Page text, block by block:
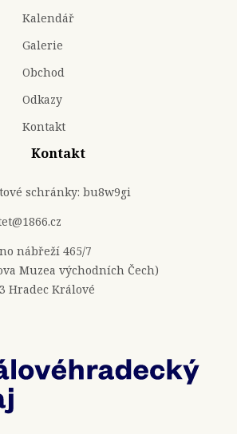
Kalendář
Galerie
Obchod
Odkazy
Kontakt
Kontakt
schránky: bu8w9gi
nábřeží 465/7
Muzea východních Čech)
Hradec Králové